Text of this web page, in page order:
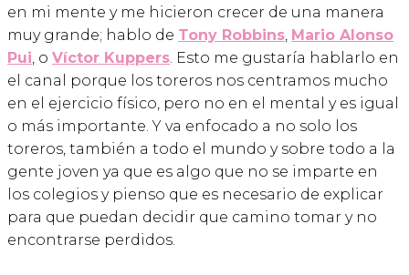
en mi mente y me hicieron crecer de una manera
muy grande; hablo de Tony Robbins, Mario Alonso
Pui, o Víctor Kuppers. Esto me gustaría hablarlo en
el canal porque los toreros nos centramos mucho
en el ejercicio físico, pero no en el mental y es igual
o más importante. Y va enfocado a no solo los
toreros, también a todo el mundo y sobre todo a la
gente joven ya que es algo que no se imparte en
los colegios y pienso que es necesario de explicar
para que puedan decidir que camino tomar y no
encontrarse perdidos.